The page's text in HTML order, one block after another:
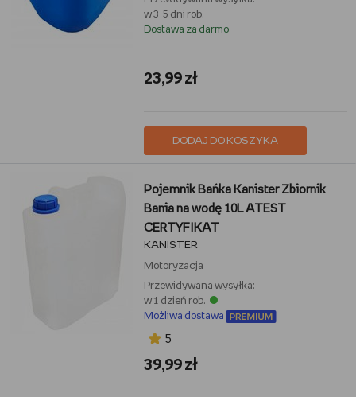
w 3-5 dni rob.
Dostawa za darmo
23,99 zł
DODAJ DO KOSZYKA
Pojemnik Bańka Kanister Zbiornik
Bania na wodę 10L ATEST
CERTYFIKAT
KANISTER
Motoryzacja
Przewidywana wysyłka:
w 1 dzień rob.
Możliwa dostawa
5
39,99 zł